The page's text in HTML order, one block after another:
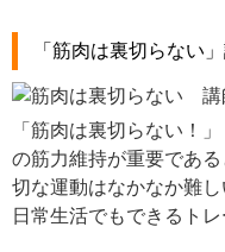
「筋肉は裏切らない
「筋肉は裏切らない！
の筋力維持が重要であ
切な運動はなかなか難
日常生活でもできるト